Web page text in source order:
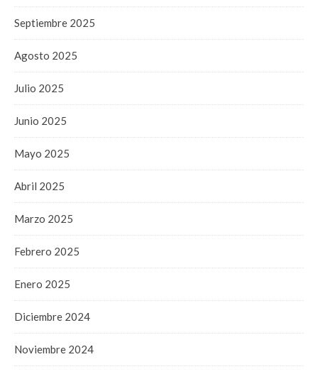
Septiembre 2025
Agosto 2025
Julio 2025
Junio 2025
Mayo 2025
Abril 2025
Marzo 2025
Febrero 2025
Enero 2025
Diciembre 2024
Noviembre 2024